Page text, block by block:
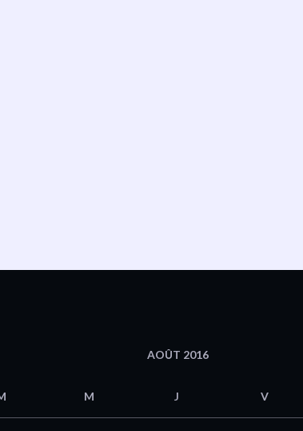
AOÛT 2016
M J V